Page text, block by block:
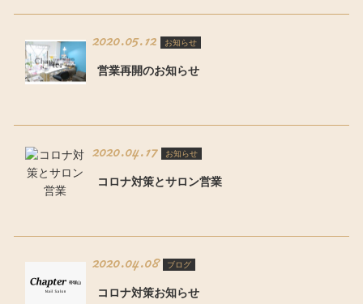
2020.05.12 お知らせ
営業再開のお知らせ
2020.04.17 お知らせ
コロナ対策とサロン営業
2020.04.08 ブログ
コロナ対策お知らせ